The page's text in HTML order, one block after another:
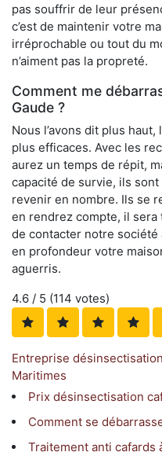
pas souffrir de leur
c’est de maintenir votre
irréprochable ou tout du
n’aiment pas la propreté.
Comment me
Gaude ?
Nous l’avons dit plus
plus efficaces. Avec les
aurez un temps de répit,
capacité de survie, ils
revenir en nombre. Ils se
en rendrez compte, il sera
de contacter notre société
en profondeur votre
aguerris.
4.6 / 5 (114 votes)
Entreprise
Maritimes
Prix désinsectisation
Comment se
Traitement anti cafards